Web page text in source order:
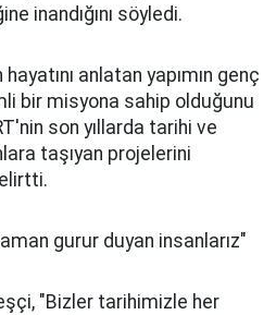
inandığını söyledi.
anlatan yapımın genç
bir misyona sahip olduğunu
son yıllarda tarihi ve
taşıyan projelerini
gurur duyan insanlarız"
"Bizler tarihimizle her